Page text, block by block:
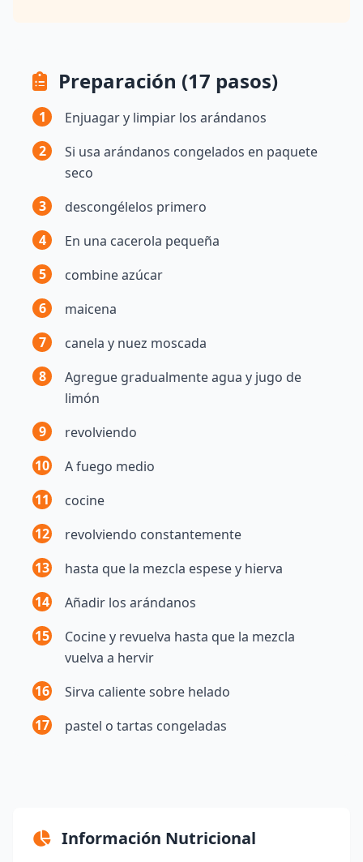
Preparación (17 pasos)
1
Enjuagar y limpiar los arándanos
2
Si usa arándanos congelados en paquete
seco
3
descongélelos primero
4
En una cacerola pequeña
5
combine azúcar
6
maicena
7
canela y nuez moscada
8
Agregue gradualmente agua y jugo de
limón
9
revolviendo
10
A fuego medio
11
cocine
12
revolviendo constantemente
13
hasta que la mezcla espese y hierva
14
Añadir los arándanos
15
Cocine y revuelva hasta que la mezcla
vuelva a hervir
16
Sirva caliente sobre helado
17
pastel o tartas congeladas
Información Nutricional